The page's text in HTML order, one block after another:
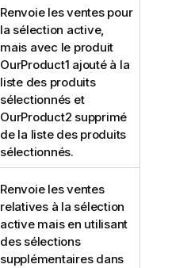
Renvoie les ventes pour
la sélection active,
mais avec le produit
OurProduct1 ajouté à la
liste des produits
sélectionnés et
OurProduct2 supprimé
de la liste des produits
sélectionnés.
Renvoie les ventes
relatives à la sélection
active mais en utilisant
des sélections
supplémentaires dans